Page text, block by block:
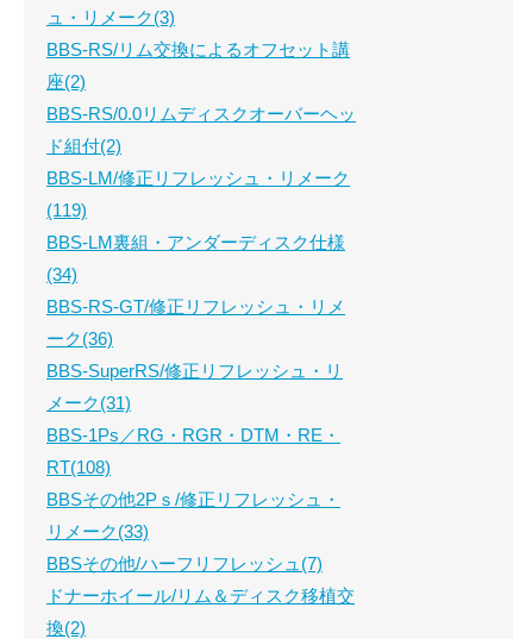
ュ・リメーク(3)
BBS-RS/リム交換によるオフセット講
座(2)
BBS-RS/0.0リムディスクオーバーヘッ
ド組付(2)
BBS-LM/修正リフレッシュ・リメーク
(119)
BBS-LM裏組・アンダーディスク仕様
(34)
BBS-RS-GT/修正リフレッシュ・リメ
ーク(36)
BBS-SuperRS/修正リフレッシュ・リ
メーク(31)
BBS-1Ps／RG・RGR・DTM・RE・
RT(108)
BBSその他2Pｓ/修正リフレッシュ・
リメーク(33)
BBSその他/ハーフリフレッシュ(7)
ドナーホイール/リム＆ディスク移植交
換(2)